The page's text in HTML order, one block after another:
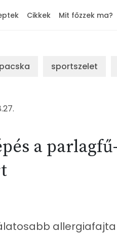
Cikkek Mit főzzek ma?
sportszelet
a